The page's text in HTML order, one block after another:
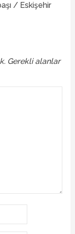
/ Eskişehir
Gerekli alanlar